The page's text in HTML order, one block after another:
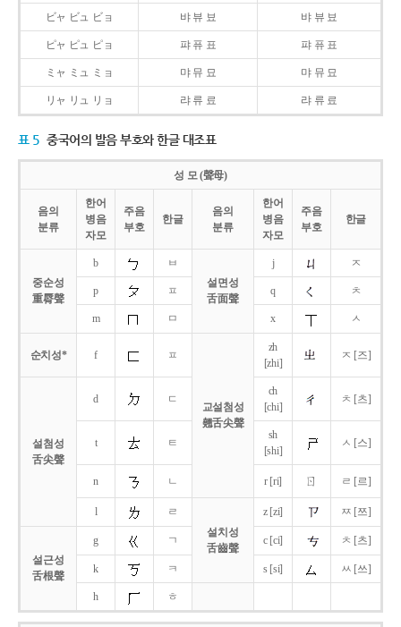
ビャ ビュ ビョ 뱌 뷰 뵤 뱌 뷰 뵤
ピャ ピュ ピョ 퍄 퓨 표 퍄 퓨 표
ミャ ミュ ミョ 먀 뮤 묘 먀 뮤 묘
リャ リュ リョ 랴 류 료 랴 류 료
표 5 중국어의 발음 부호와 한글 대조표
성 모 (聲母)
음의
분류
한어
병음
자모
주음
부호
한글
음의
분류
한어
병음
자모
주음
부호
한글
중순성
重脣聲
b
ㅂ
설면성
舌面聲
j ㅈ
p ㅍ q ㅊ
m ㅁ x ㅅ
순치성* f ㅍ
교설첨성
翹舌尖聲
zh
[zhi]
ㅈ [즈]
설첨성
舌尖聲
d ㄷ
ch
[chi]
ㅊ [츠]
t ㅌ
sh
[shi]
ㅅ [스]
n ㄴ r [ri] ㄖ ㄹ [르]
l
ㄹ
설치성
舌齒聲
z [zi] ㅉ [쯔]
설근성
舌根聲
g ㄱ c [ci] ㅊ [츠]
k ㅋ s [si] ㅆ [쓰]
h ㅎ